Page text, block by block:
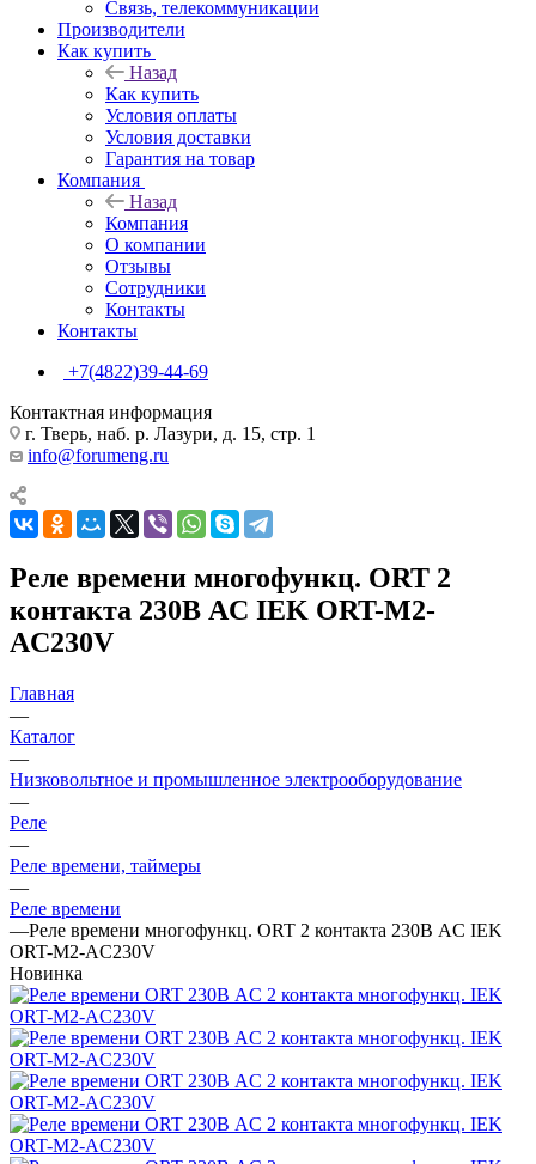
Связь, телекоммуникации
Производители
Как купить
Назад
Как купить
Условия оплаты
Условия доставки
Гарантия на товар
Компания
Назад
Компания
О компании
Отзывы
Сотрудники
Контакты
Контакты
+7(4822)39-44-69
Контактная информация
г. Тверь, наб. р. Лазури, д. 15, стр. 1
info@forumeng.ru
Реле времени многофункц. ORT 2
контакта 230В AC IEK ORT-M2-
AC230V
Главная
—
Каталог
—
Низковольтное и промышленное электрооборудование
—
Реле
—
Реле времени, таймеры
—
Реле времени
—Реле времени многофункц. ORT 2 контакта 230В AC IEK
ORT-M2-AC230V
Новинка